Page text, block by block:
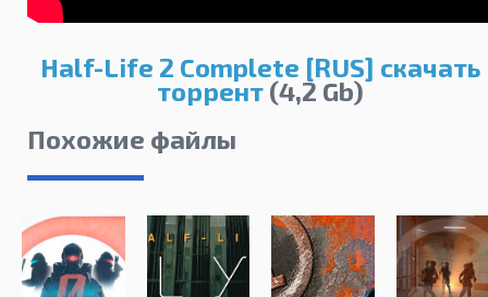
Half-Life 2 Complete [RUS] скачать
торрент (4,2 Gb)
Похожие файлы